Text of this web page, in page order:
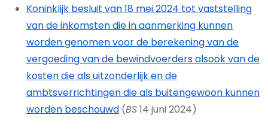
Koninklijk besluit van 18 mei 2024 tot vaststelling
van de inkomsten die in aanmerking kunnen
worden genomen voor de berekening van de
vergoeding van de bewindvoerders alsook van de
kosten die als uitzonderlijk en de
ambtsverrichtingen die als buitengewoon kunnen
worden beschouwd (BS14 juni 2024)